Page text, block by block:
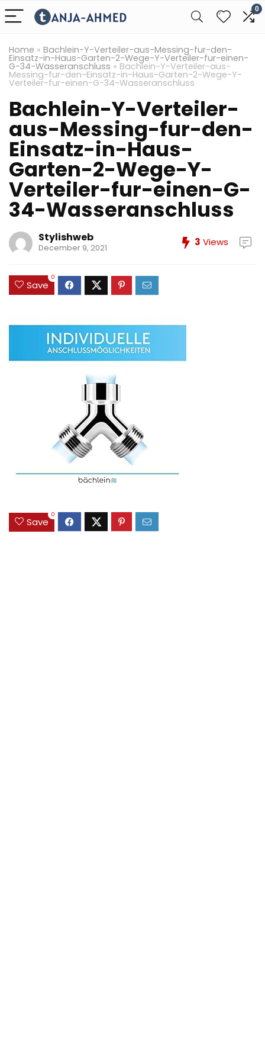
0
Home » Bachlein-Y-Verteiler-aus-Messing-fur-den-
Einsatz-in-Haus-Garten-2-Wege-Y-Verteiler-fur-einen-
G-34-Wasseranschluss » Bachlein-Y-Verteiler-aus-
Messing-fur-den-Einsatz-in-Haus-Garten-2-Wege-Y-
Verteiler-fur-einen-G-34-Wasseranschluss
Bachlein-Y-Verteiler-
aus-Messing-fur-den-
Einsatz-in-Haus-
Garten-2-Wege-Y-
Verteiler-fur-einen-G-
34-Wasseranschluss
Stylishweb
December 9, 2021 3 Views
Save
0
Save
0